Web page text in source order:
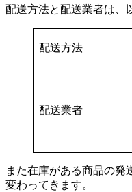
配送方法と配送業者は、
配送方法
配送業者
また在庫がある商品の発
変わってきます。